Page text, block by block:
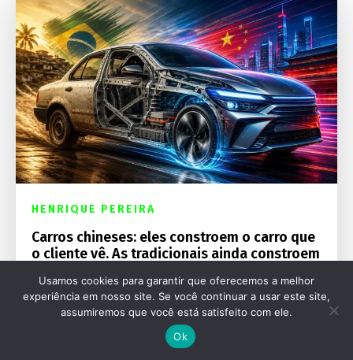
HENRIQUE PEREIRA
Carros chineses: eles constroem o carro que
o cliente vê. As tradicionais ainda constroem
Usamos cookies para garantir que oferecemos a melhor
experiência em nosso site. Se você continuar a usar este site,
assumiremos que você está satisfeito com ele.
Ok